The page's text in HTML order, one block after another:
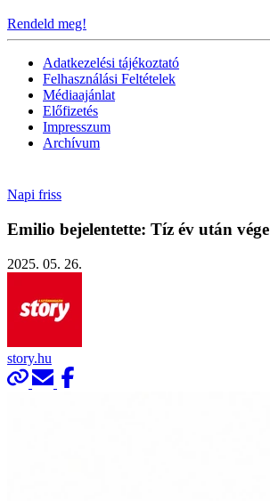
Rendeld meg!
Adatkezelési tájékoztató
Felhasználási Feltételek
Médiaajánlat
Előfizetés
Impresszum
Archívum
Napi friss
Emilio bejelentette: Tíz év után vége
2025. 05. 26.
story.hu